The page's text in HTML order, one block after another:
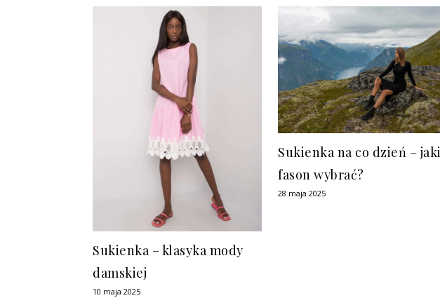
Sukienka – klasyka mody
damskiej
10 maja 2025
Sukienka na co dzień – jaki
fason wybrać?
28 maja 2025